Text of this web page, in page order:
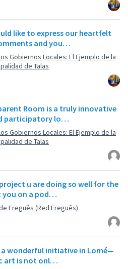
like to express our heartfelt
and you…
Gobiernos Locales: El Ejemplo de la
de Talas
Room is a truly innovative
participatory lo…
Gobiernos Locales: El Ejemplo de la
de Talas
u are doing so well for the
you on a pod…
Freguês (Red Freguês)
a wonderful initiative in Lomé—
art is not onl…